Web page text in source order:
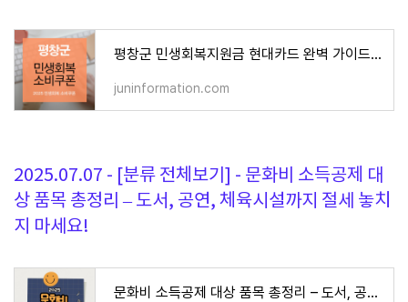
평창군 민생회복지원금 현대카드 완벽 가이드: 2025 신청방법·지원금액·카드별 사용팁·기한·주
juninformation.com
2025.07.07 - [분류 전체보기] - 문화비 소득공제 대
상 품목 총정리 – 도서, 공연, 체육시설까지 절세 놓치
지 마세요!
문화비 소득공제 대상 품목 총정리 – 도서, 공연, 체육시설까지 절세 놓치지 마세요!